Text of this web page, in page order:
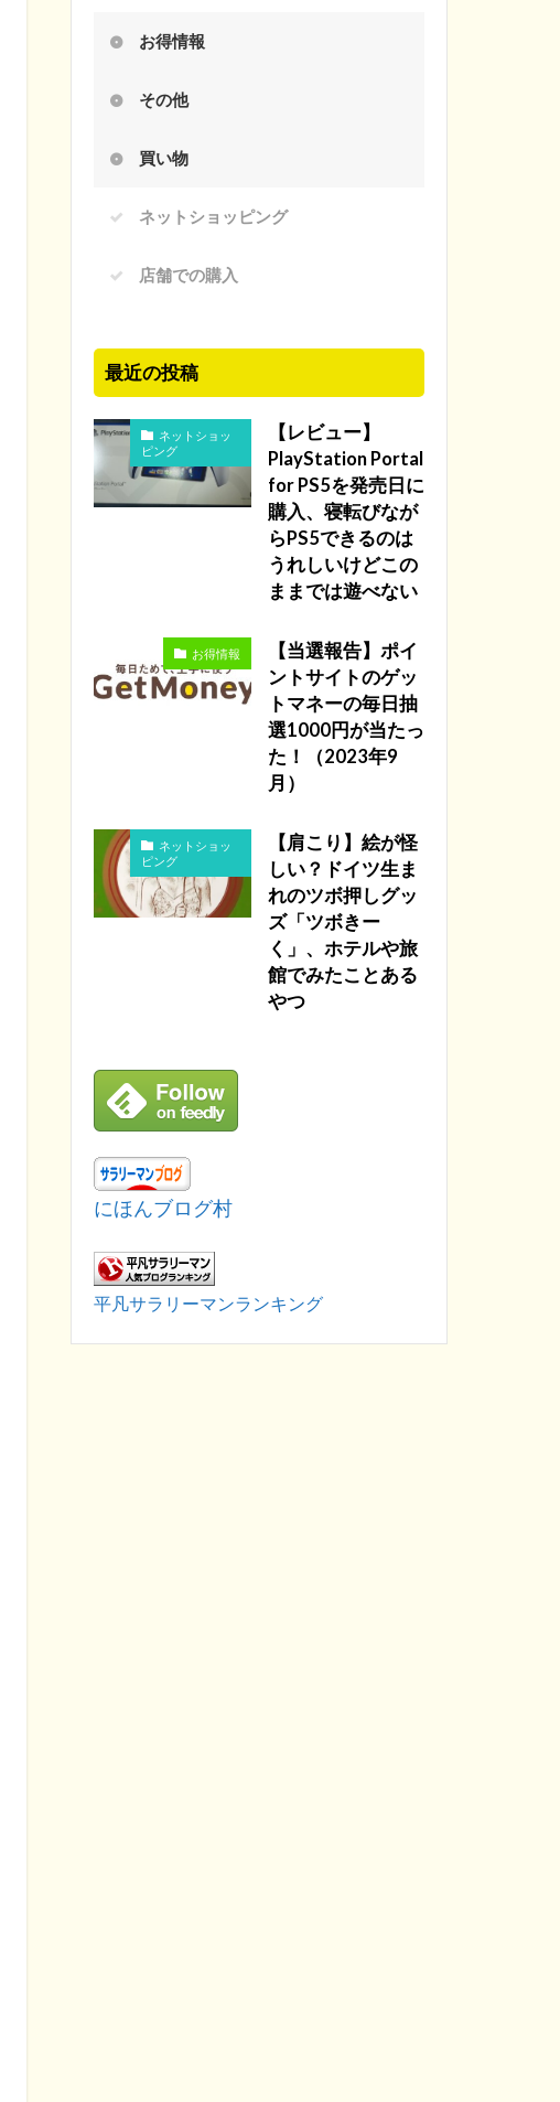
お得情報
その他
買い物
ネットショッピング
店舗での購入
最近の投稿
ネットショッ
ピング
【レビュー】
PlayStation Portal
for PS5を発売日に
購入、寝転びなが
らPS5できるのは
うれしいけどこの
ままでは遊べない
お得情報
【当選報告】ポイ
ントサイトのゲッ
トマネーの毎日抽
選1000円が当たっ
た！（2023年9
月）
ネットショッ
ピング
【肩こり】絵が怪
しい？ドイツ生ま
れのツボ押しグッ
ズ「ツボきー
く」、ホテルや旅
館でみたことある
やつ
にほんブログ村
平凡サラリーマンランキング